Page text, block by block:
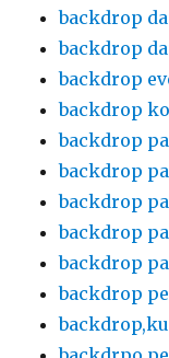
backdrop
backdrop
backdrop
backdrop
backdrop
backdrop
backdrop
backdrop
backdrop
backdrop